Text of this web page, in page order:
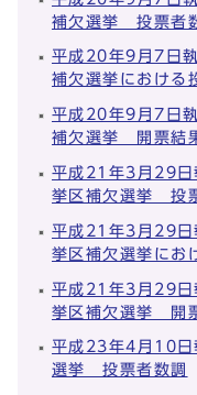
補欠選挙 投票者
平成20年9月7日
補欠選挙における
平成20年9月7日
補欠選挙 開票結
平成21年3月29
挙区補欠選挙 投
平成21年3月29
挙区補欠選挙にお
平成21年3月29
挙区補欠選挙 開
平成23年4月10
選挙 投票者数調